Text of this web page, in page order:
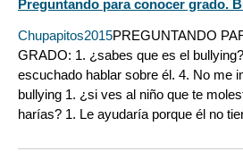
Preguntando para conocer grado.
Chupapitos2015PREGUNTANDO
GRADO: 1. ¿sabes que es el
escuchado hablar sobre él. 4. No me
bullying 1. ¿si ves al niño que te
harías? 1. Le ayudaría porque él no